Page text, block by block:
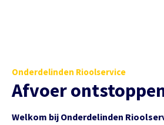
Onderdelinden Rioolservice
Afvoer
Welkom bij Onderdelinden